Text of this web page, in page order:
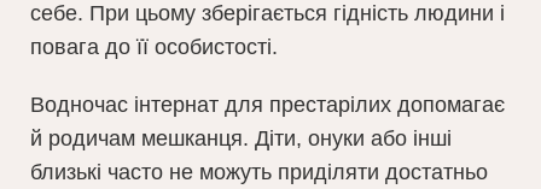
себе. При цьому зберігається гідність людини і
повага до її особистості.
Водночас інтернат для престарілих допомагає
й родичам мешканця. Діти, онуки або інші
близькі часто не можуть приділяти достатньо